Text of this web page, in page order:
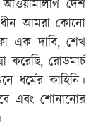
দেশ
আমরা কোনো
এক দাবি, শেখ
করেছি, রোডমার্চ
ধর্মের কাহিনি।
এবং শোনানোর